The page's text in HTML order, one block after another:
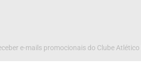
e-mails promocionais do Clube Atlético